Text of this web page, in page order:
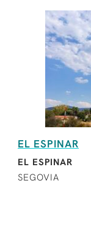
EL ESPINAR
EL ESPINAR
SEGOVIA